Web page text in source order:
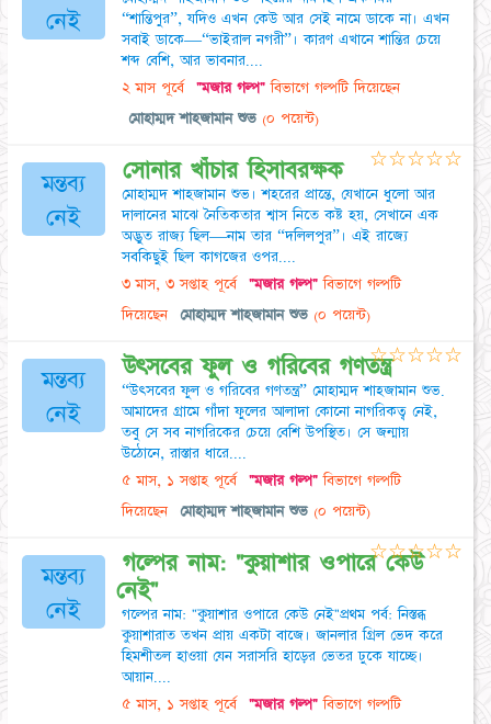
নেই
“শান্তিপুর”, যদিও এখন কেউ আর সেই নামে ডাকে না। এখন
সবাই ডাকে—“ভাইরাল নগরী”। কারণ এখানে শান্তির চেয়ে
শব্দ বেশি, আর ভাবনার....
২ মাস পূর্বে "মজার গল্প"বিভাগে গল্পটি দিয়েছেন
মোহাম্মদ শাহজামান শুভ (০ পয়েন্ট)
মন্তব্য
নেই
সোনার খাঁচার হিসাবরক্ষক
মোহাম্মদ শাহজামান শুভ। শহরের প্রান্তে, যেখানে ধুলো আর
দালানের মাঝে নৈতিকতার শ্বাস নিতে কষ্ট হয়, সেখানে এক
অদ্ভুত রাজ্য ছিল—নাম তার “দলিলপুর”। এই রাজ্যে
সবকিছুই ছিল কাগজের ওপর....
৩ মাস, ৩ সপ্তাহ পূর্বে "মজার গল্প"বিভাগে গল্পটি
দিয়েছেন
মোহাম্মদ শাহজামান শুভ (০ পয়েন্ট)
☆☆☆☆☆
মন্তব্য
নেই
উৎসবের ফুল ও গরিবের গণতন্ত্র
“উৎসবের ফুল ও গরিবের গণতন্ত্র” মোহাম্মদ শাহজামান শুভ.
আমাদের গ্রামে গাঁদা ফুলের আলাদা কোনো নাগরিকত্ব নেই,
তবু সে সব নাগরিকের চেয়ে বেশি উপস্থিত। সে জন্মায়
উঠোনে, রাস্তার ধারে....
৫ মাস, ১ সপ্তাহ পূর্বে "মজার গল্প"বিভাগে গল্পটি
দিয়েছেন
মোহাম্মদ শাহজামান শুভ (০ পয়েন্ট)
☆☆☆☆☆
মন্তব্য
নেই
গল্পের নাম: "কুয়াশার ওপারে কেউ
নেই"
​গল্পের নাম: "কুয়াশার ওপারে কেউ নেই" ​প্রথম পর্ব: নিস্তব্ধ
কুয়াশা ​রাত তখন প্রায় একটা বাজে। জানলার গ্রিল ভেদ করে
হিমশীতল হাওয়া যেন সরাসরি হাড়ের ভেতর ঢুকে যাচ্ছে।
আয়ান....
৫ মাস, ১ সপ্তাহ পূর্বে "মজার গল্প"বিভাগে গল্পটি
☆☆☆☆☆